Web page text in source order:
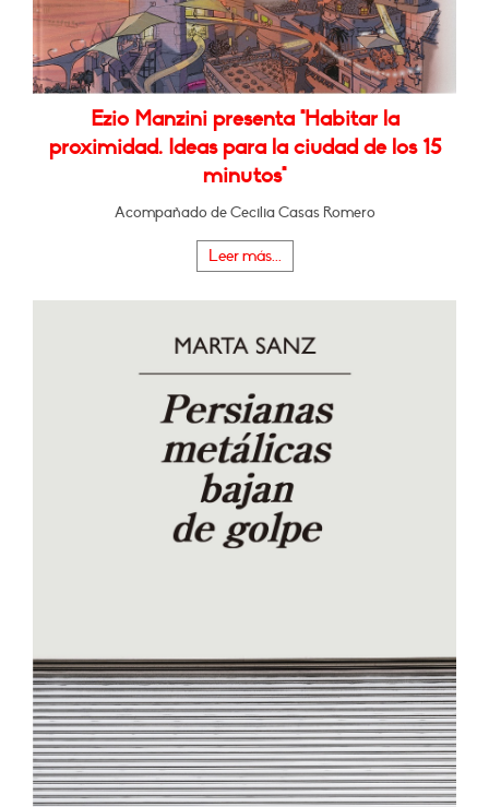
Ezio Manzini presenta "Habitar la
proximidad. Ideas para la ciudad de los 15
minutos"
Acompañado de Cecilia Casas Romero
Leer más...